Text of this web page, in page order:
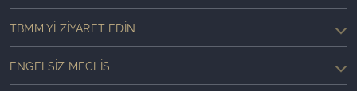
TBMM'YI ZIYARET EDIN
ENGELSIZ MECLIS